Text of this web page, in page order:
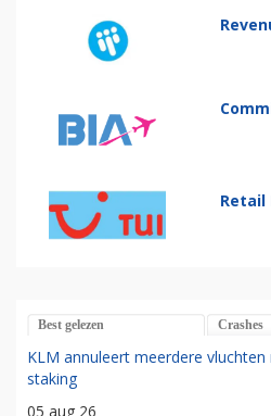
Retail
Best gelezen Crashes
KLM annuleert meerdere
staking
05 aug 26